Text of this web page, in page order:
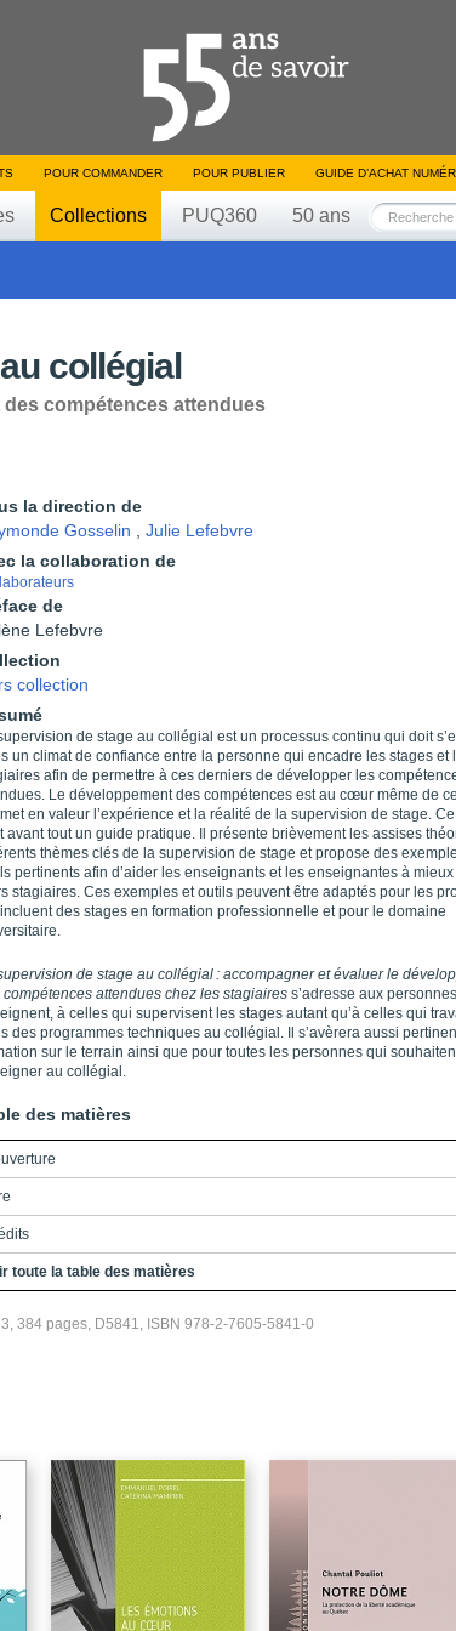
POUR COMMANDER POUR PUBLIER GUIDE D’ACHAT
Collections PUQ360 50 ans
collégial
compétences attendues
la direction de
Gosselin
Julie Lefebvre
la collaboration de
de
Lefebvre
collection
de stage au collégial est un processus continu qui doit
un climat de confiance entre la personne qui encadre les stages et
afin de permettre à ces derniers de développer les
Le développement des compétences est au cœur même de
en valeur l’expérience et la réalité de la supervision de stage.
avant tout un guide pratique. Il présente brièvement les assises
thèmes clés de la supervision de stage et propose des
pertinents afin d’aider les enseignants et les enseignantes à
stagiaires. Ces exemples et outils peuvent être adaptés pour les
des stages en formation professionnelle et pour le domaine
de stage au collégial : accompagner et évaluer le
compétences attendues chez les stagiaires s’adresse aux
à celles qui supervisent les stages autant qu’à celles qui
des programmes techniques au collégial. Il s’avèrera aussi
sur le terrain ainsi que pour toutes les personnes qui
au collégial.
des matières
des sigles et acronymes
1 / La supervision de stage
1 / Les fonctions et les modèles de la supervision de stage
2 / La supervision indirecte de stage
toute la table des matières
384 pages, D5841, ISBN 978-2-7605-5841-0